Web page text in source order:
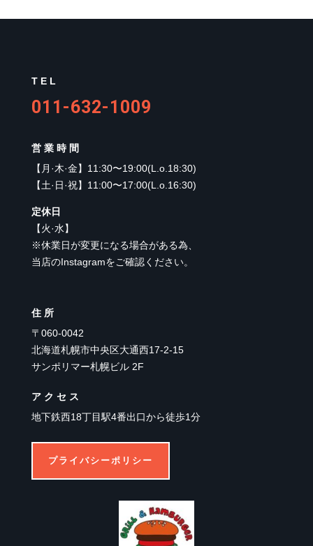
TEL
011-632-1009
営業時間
【 月·木·金】 11:30〜19:00(L.o.18:30)
【土·日·祝】 11:00〜17:00(L.o.16:30)
定休日
【火·水】
※休業日が変更になる場合がある為、
当店のInstagramをご確認ください。
住所
〒060-0042
北海道札幌市中央区大通西17-2-15
サンポリマー札幌ビル 2F
アクセス
地下鉄西18丁目駅4番出口から徒歩1分
プライバシーポリシー